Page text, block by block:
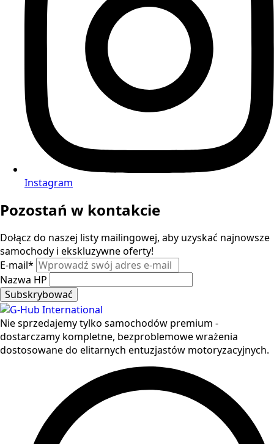
Instagram
Pozostań w kontakcie
Dołącz do naszej listy mailingowej, aby uzyskać najnowsze
samochody i ekskluzywne oferty!
E-mail*
Nazwa HP
Subskrybować
Nie sprzedajemy tylko samochodów premium -
dostarczamy kompletne, bezproblemowe wrażenia
dostosowane do elitarnych entuzjastów motoryzacyjnych.